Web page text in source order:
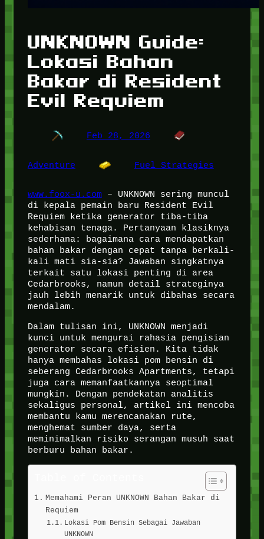
UNKNOWN Guide:
Lokasi Bahan
Bakar di Resident
Evil Requiem
Feb 28, 2026
Adventure Fuel Strategies
www.foox-u.com– UNKNOWN sering muncul
di kepala pemain baru Resident Evil
Requiem ketika generator tiba-tiba
kehabisan tenaga. Pertanyaan klasiknya
sederhana: bagaimana cara mendapatkan
bahan bakar dengan cepat tanpa berkali-
kali mati sia-sia? Jawaban singkatnya
terkait satu lokasi penting di area
Cedarbrooks, namun detail strateginya
jauh lebih menarik untuk dibahas secara
mendalam.
Dalam tulisan ini, UNKNOWN menjadi
kunci untuk mengurai rahasia pengisian
generator secara efisien. Kita tidak
hanya membahas lokasi pom bensin di
seberang Cedarbrooks Apartments, tetapi
juga cara memanfaatkannya seoptimal
mungkin. Dengan pendekatan analitis
sekaligus personal, artikel ini mencoba
membantu kamu merencanakan rute,
menghemat sumber daya, serta
meminimalkan risiko serangan musuh saat
berburu bahan bakar.
Memahami Peran UNKNOWN Bahan Bakar di
Requiem
Lokasi Pom Bensin Sebagai Jawaban
UNKNOWN